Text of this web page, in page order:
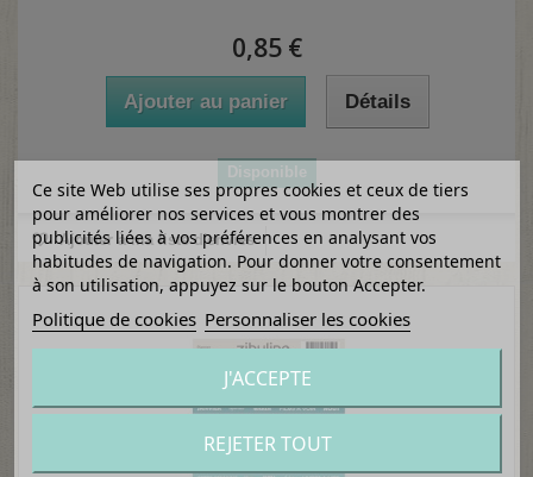
0,85 €
Ajouter au panier Détails
Disponible
Ajouter à ma liste d'envies
Ce site Web utilise ses propres cookies et ceux de tiers
pour améliorer nos services et vous montrer des
publicités liées à vos préférences en analysant vos
habitudes de navigation. Pour donner votre consentement
à son utilisation, appuyez sur le bouton Accepter.
Politique de cookies Personnaliser les cookies
REJETER TOUT
J'ACCEPTE